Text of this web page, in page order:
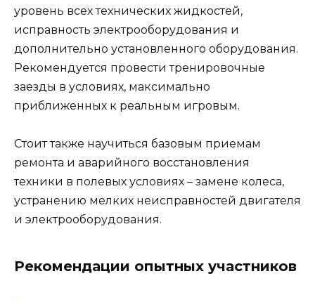
уровень всех технических жидкостей,
исправность электрооборудования и
дополнительно установленного оборудования.
Рекомендуется провести тренировочные
заезды в условиях, максимально
приближенных к реальным игровым.
Стоит также научиться базовым приемам
ремонта и аварийного восстановления
техники в полевых условиях – замене колеса,
устранению мелких неисправностей двигателя
и электрооборудования.
Рекомендации опытных участников